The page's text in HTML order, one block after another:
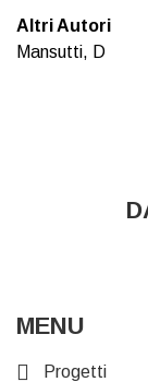
Altri Autori
Mansutti, D
MENU
Progetti